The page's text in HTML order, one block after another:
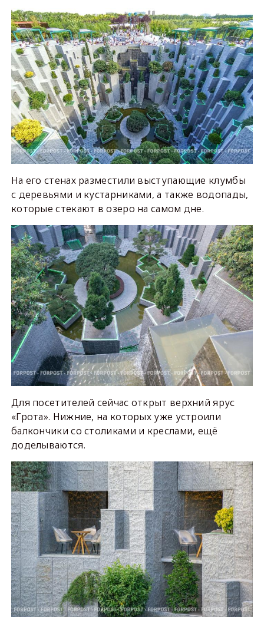
На его стенах разместили выступающие клумбы
с деревьями и кустарниками, а также водопады,
которые стекают в озеро на самом дне.
Для посетителей сейчас открыт верхний ярус
«Грота». Нижние, на которых уже устроили
балкончики со столиками и креслами, ещё
доделываются.